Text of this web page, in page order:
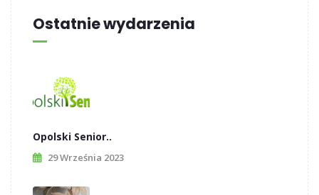
Ostatnie wydarzenia
Opolski Senior..
29 Września 2023